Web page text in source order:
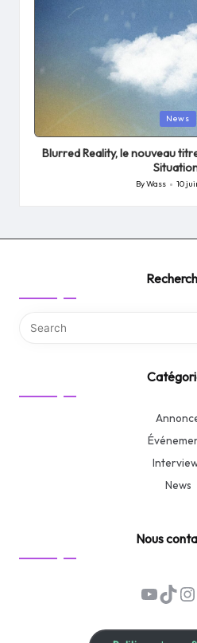
in
News
Blurred Reality, le nouveau
Posted
ByWass 10
News
Nous